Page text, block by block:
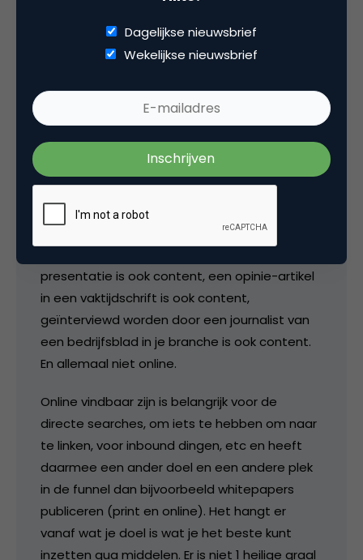
De grap is dat er zo vaak meteen
geassocieerd wordt met ‘online’ als je over
contentmarketing als iets veel breders. Het
draagt bij aan leads én thought leadership en
dat kan door diverse (content) middelen in te
zetten, óók offline. Dus ja, wat de meneer in
het door jouw (Bram) genoemde artikel zegt
klopt ook wel, maar dat is dus een kwestie van
alle middelen die je ter beschikking hebt goed
presentatie is ook content, een opinie-artikel
in een vaktijdschrift is ook content,
geïnterviewd worden door een journalist van
een bedrijfsblad in je branche is ook content.
En allemaal niet online.
Online vindbaar zijn is belangrijk voor de
directe searches, om iets te hebben om naar
te linken, voor inbound dingen, etc en heeft
daarmee een ander doel en een andere plek
in de funnel dan bijvoorbeeld whitepapers
publiceren (print en online). Het hangt er
vanaf wat je doel is wat je het beste kunt
inzetten qua middelen. Er is niet 1 heilige graal
Dagelijkse nieuwsbrief
Wekelijkse nieuwsbrief